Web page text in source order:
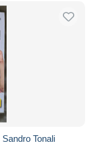
Tonali